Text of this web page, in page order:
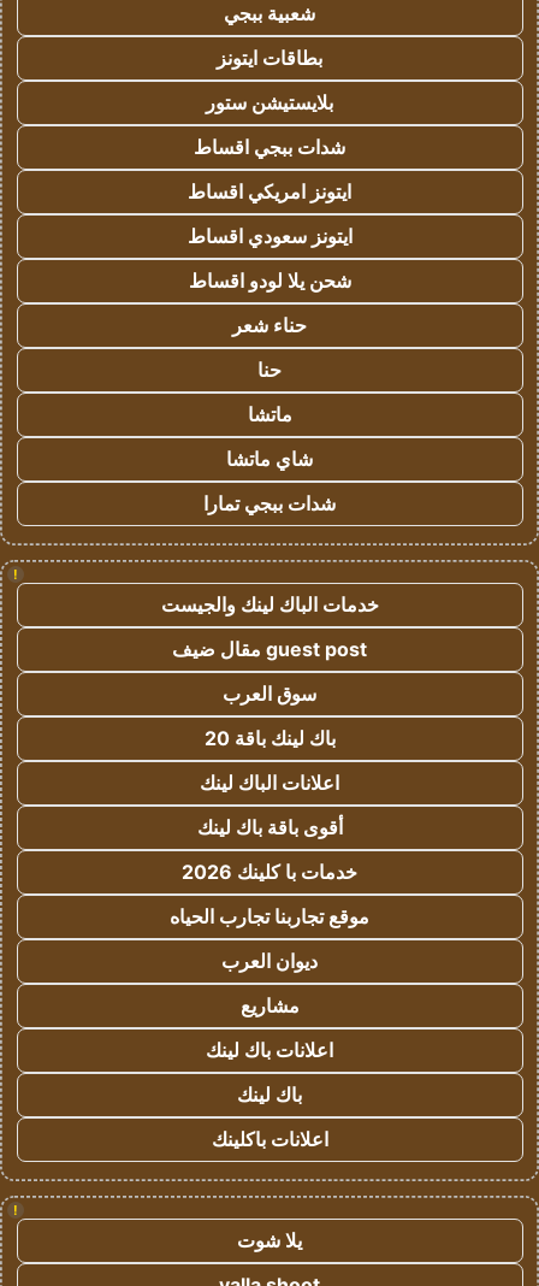
شعبية ببجي
بطاقات ايتونز
بلايستيشن ستور
شدات ببجي اقساط
ايتونز امريكي اقساط
ايتونز سعودي اقساط
شحن يلا لودو اقساط
حناء شعر
حنا
ماتشا
شاي ماتشا
شدات ببجي تمارا
!
خدمات الباك لينك والجيست
guest post مقال ضيف
سوق العرب
باك لينك باقة 20
اعلانات الباك لينك
أقوى باقة باك لينك
خدمات با كلينك 2026
موقع تجاربنا تجارب الحياه
ديوان العرب
مشاريع
اعلانات باك لينك
باك لينك
اعلانات باكلينك
!
يلا شوت